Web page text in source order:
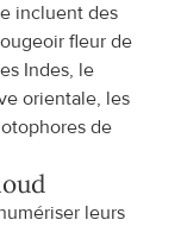
incluent des
fleur de
Indes, le
orientale, les
de
leurs